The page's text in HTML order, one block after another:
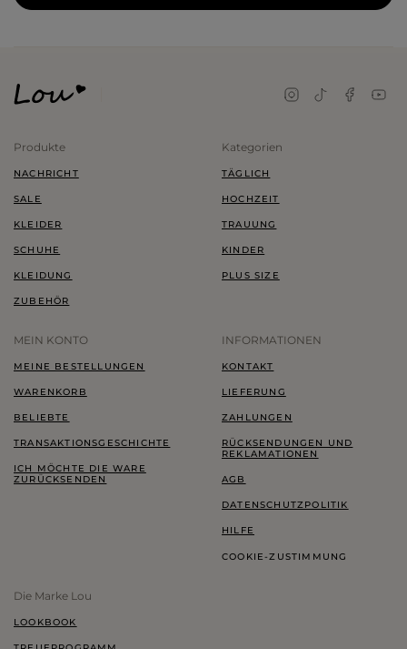
Produkte
NACHRICHT
SALE
KLEIDER
SCHUHE
KLEIDUNG
ZUBEHÖR
Kategorien
TÄGLICH
HOCHZEIT
TRAUUNG
KINDER
PLUS SIZE
MEIN KONTO
MEINE BESTELLUNGEN
WARENKORB
BELIEBTE
TRANSAKTIONSGESCHICHTE
ICH MÖCHTE DIE WARE
ZURÜCKSENDEN
INFORMATIONEN
KONTAKT
LIEFERUNG
ZAHLUNGEN
RÜCKSENDUNGEN UND
REKLAMATIONEN
AGB
DATENSCHUTZPOLITIK
HILFE
COOKIE-ZUSTIMMUNG
Die Marke Lou
LOOKBOOK